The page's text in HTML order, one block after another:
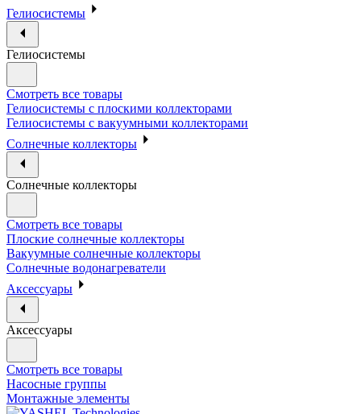
Гелиосистемы
Гелиосистемы
Смотреть все товары
Гелиосистемы с плоскими коллекторами
Гелиосистемы с вакуумными коллекторами
Солнечные коллекторы
Солнечные коллекторы
Смотреть все товары
Плоские солнечные коллекторы
Вакуумные солнечные коллекторы
Солнечные водонагреватели
Аксессуары
Аксессуары
Смотреть все товары
Насосные группы
Монтажные элементы